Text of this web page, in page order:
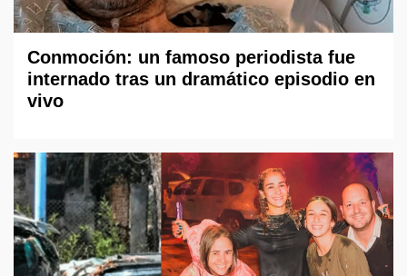
Conmoción: un famoso periodista fue
internado tras un dramático episodio en
vivo